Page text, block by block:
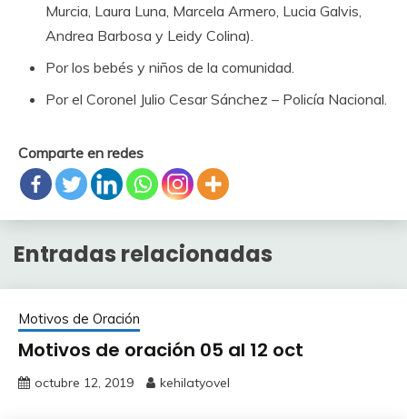
Murcia, Laura Luna, Marcela Armero, Lucia Galvis,
Andrea Barbosa y Leidy Colina).
Por los bebés y niños de la comunidad.
Por el Coronel Julio Cesar Sánchez – Policía Nacional.
Comparte en redes
Entradas relacionadas
Motivos de Oración
Motivos de oración 05 al 12 oct
octubre 12, 2019 kehilatyovel